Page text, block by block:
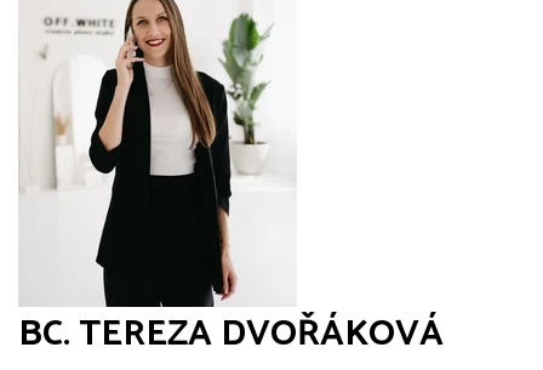
BC. TEREZA DVOŘÁKOVÁ